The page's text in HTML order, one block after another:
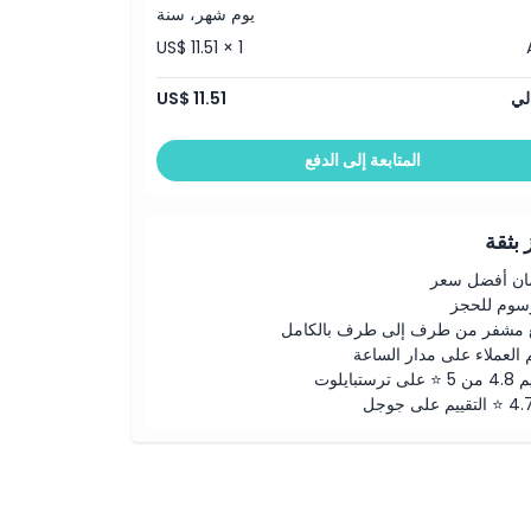
يوم شهر، سنة
US$ 11.51 × 1
US$ 11.51
المتابعة إلى الدفع
بثقة
أفضل سعر
للحجز
مشفر من طرف إلى طرف بالكامل
العملاء على مدار الساعة
على جوجل